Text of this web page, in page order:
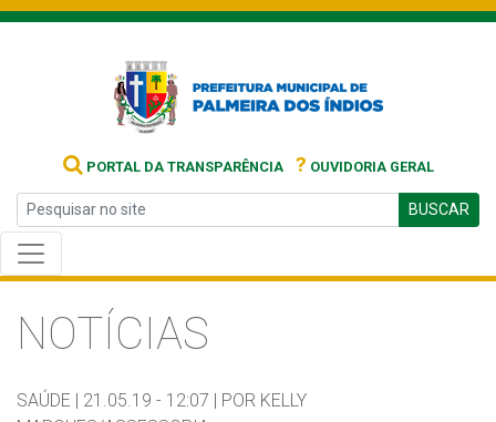
PORTAL DA TRANSPARÊNCIA ? OUVIDORIA GERAL
BUSCAR
NOTÍCIAS
SAÚDE | 21.05.19 - 12:07 | POR KELLY